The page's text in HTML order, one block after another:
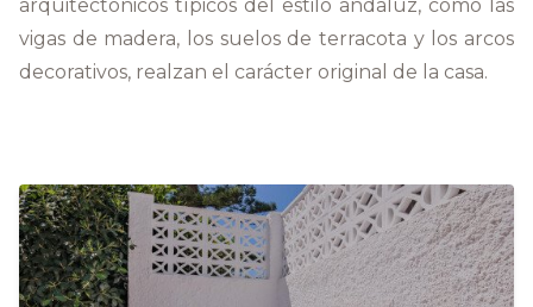
arquitectónicos típicos del estilo andaluz, como las
vigas de madera, los suelos de terracota y los arcos
decorativos, realzan el carácter original de la casa.